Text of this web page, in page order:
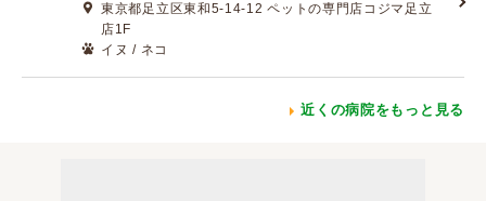
東京都足立区東和5-14-12 ペットの専門店コジマ足立
店1F
イヌ / ネコ
近くの病院をもっと見る